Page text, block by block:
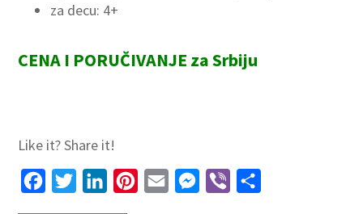
za decu: 4+
CENA I PORUČIVANJE za Srbiju
Like it? Share it!
FacebookTwitterLinkedInPinterest
Email Messenger
Viber